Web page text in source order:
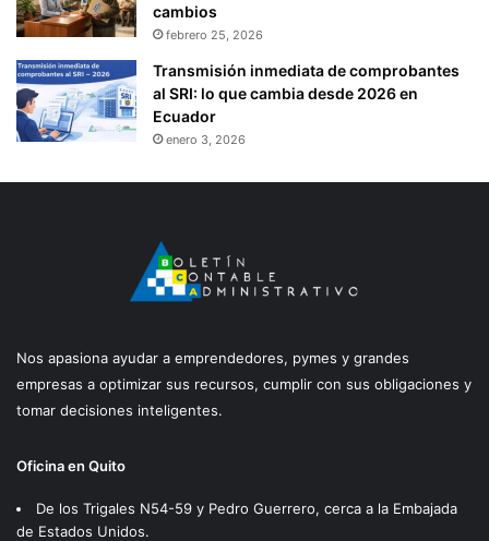
cambios
febrero 25, 2026
Transmisión inmediata de comprobantes
al SRI: lo que cambia desde 2026 en
Ecuador
enero 3, 2026
Nos apasiona ayudar a emprendedores, pymes y grandes
empresas a optimizar sus recursos, cumplir con sus obligaciones y
tomar decisiones inteligentes.
Oficina en Quito
De los Trigales N54-59 y Pedro Guerrero, cerca a la Embajada
de Estados Unidos.